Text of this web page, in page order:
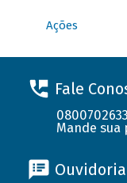
Ações
Fale
Mande sua
Ouvidoria